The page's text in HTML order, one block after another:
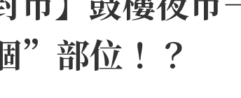
”部位！？